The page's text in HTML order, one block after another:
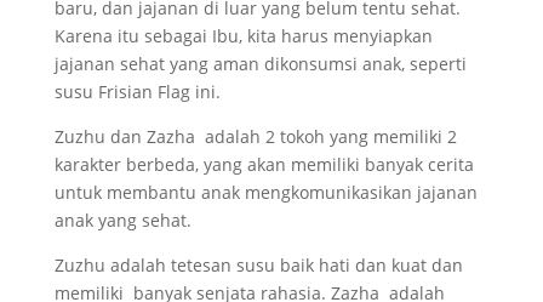
baru, dan jajanan di luar yang belum tentu sehat.
Karena itu sebagai Ibu, kita harus menyiapkan
jajanan sehat yang aman dikonsumsi anak, seperti
susu Frisian Flag ini.
Zuzhu dan Zazha adalah 2 tokoh yang memiliki 2
karakter berbeda, yang akan memiliki banyak cerita
untuk membantu anak mengkomunikasikan jajanan
anak yang sehat.
Zuzhu adalah tetesan susu baik hati dan kuat dan
memiliki banyak senjata rahasia. Zazha adalah